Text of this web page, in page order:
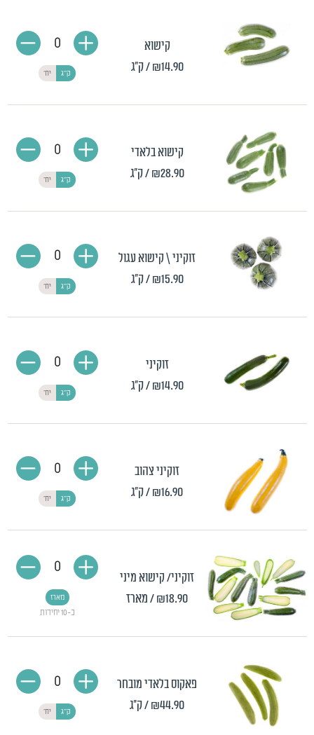
קישוא
₪14.90 / ק"ג ק"ג יח'
0
קישוא בלאדי
₪28.90 / ק"ג ק"ג יח'
0
זוקיני \ קישוא עגול
₪15.90 / ק"ג ק"ג יח'
0
זוקיני
₪14.90 / ק"ג ק"ג יח'
0
זוקיני צהוב
₪16.90/ ק"ג ק"ג יח'
0
זוקיני/ קישוא מיני
₪18.90/ מארז
כ-10 יחידות
מארז
0
פאקוס בלאדי מובחר
₪44.90/ ק"ג ק"ג יח'
0